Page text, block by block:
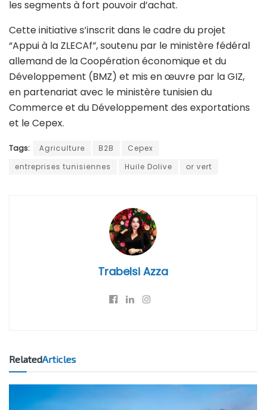
les segments à fort pouvoir d’achat.
Cette initiative s’inscrit dans le cadre du projet
“Appui à la ZLECAf”, soutenu par le ministère fédéral
allemand de la Coopération économique et du
Développement (BMZ) et mis en œuvre par la GIZ,
en partenariat avec le ministère tunisien du
Commerce et du Développement des exportations
et le Cepex.
Tags: Agriculture B2B
Cepex
entreprises tunisiennes
Huile Dolive or vert
Trabelsi Azza
RelatedArticles